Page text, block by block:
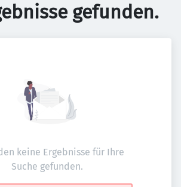
gefunden.
keine Ergebnisse für Ihre
Suche gefunden.